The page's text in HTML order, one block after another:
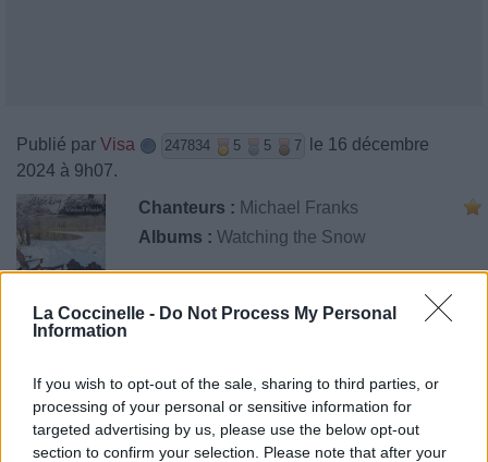
La Coccinelle - Do Not Process My Personal
Information
If you wish to opt-out of the sale, sharing to third parties, or
processing of your personal or sensitive information for
targeted advertising by us, please use the below opt-out
section to confirm your selection. Please note that after your
Publié par Visa 247834 5 5 7
le 16 décembre
2024 à 9h07.
Chanteurs : Michael Franks
Albums : Watching the Snow
Commentaires